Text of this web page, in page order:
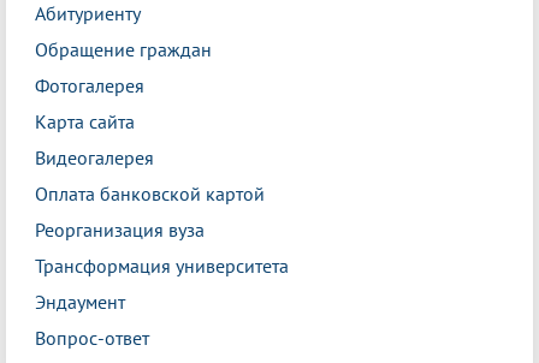
Абитуриенту
Обращение граждан
Фотогалерея
Карта сайта
Видеогалерея
Оплата банковской картой
Реорганизация вуза
Трансформация университета
Эндаумент
Вопрос-ответ